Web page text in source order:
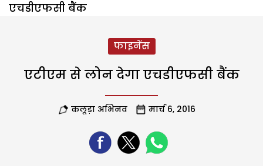
एचडीएफसी बैंक
फाइनेंस
एटीएम से लोन देगा एचडीएफसी बैंक
कलूड़ा अभिनव मार्च 6, 2016